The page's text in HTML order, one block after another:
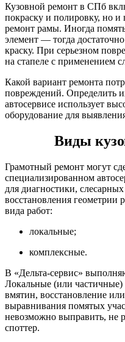
Кузовной ремонт в СПб
покраску и полировку, но и
ремонт рамы. Иногда
элемент — тогда
краску. При серьезном
на стапеле с применением
Какой вариант ремонта
повреждений. Определить
автосервисе использует
оборудование для
Виды
Грамотный ремонт могут
специализированном
для диагностики,
восстановления
вида работ:
локальные;
комплексные.
В «Дельта-сервис»
Локальные (или
вмятин, восстановление
выравнивания помятых
невозможно выправить, не
споттер.